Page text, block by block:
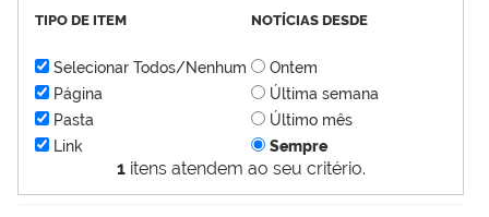
1itens atendem ao seu critério.
TIPO DE ITEM
Selecionar Todos/Nenhum
Página
Pasta
Link
NOTÍCIAS DESDE
Ontem
Última semana
Último mês
Sempre